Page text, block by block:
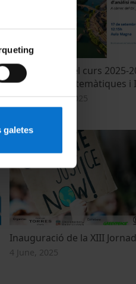
galetes
Inauguració del curs 2025-
Facultat de Matemàtiques i
17 September, 2025
Inauguració de la XIII
4 June, 2025